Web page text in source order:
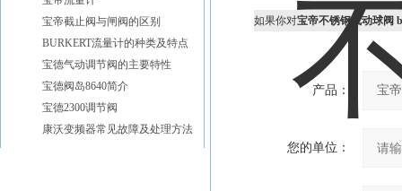
如果你对宝帝不锈钢气动球阀
产品：
您的单位：
宝帝截止阀与闸阀的区别
BURKERT流量计的种类及特点
宝德气动调节阀的主要特性
宝德阀岛8640简介
宝德2300调节阀
康沃变频器常见故障及处理方法